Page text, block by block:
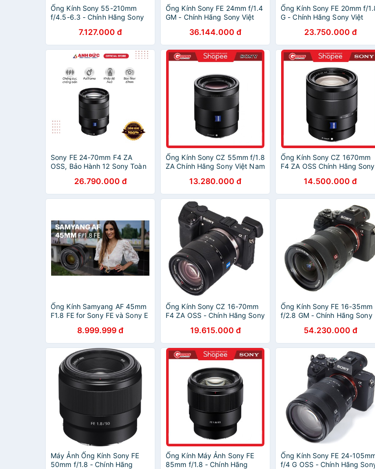
Ống Kính Sony 55-210mm
f/4.5-6.3 - Chính Hãng Sony
7.127.000 đ
Ống Kính Sony FE 24mm f/1.4
GM - Chính Hãng Sony Việt
36.144.000 đ
Ống Kính Sony FE 20mm f/
G - Chính Hãng Sony Việt
23.750.000 đ
Sony FE 24-70mm F4 ZA
OSS, Bảo Hành 12 Sony Toàn
26.790.000 đ
Ống Kính Sony CZ 55mm f/1.8
ZA Chính Hãng Sony Việt Nam
13.280.000 đ
Ống Kính Sony CZ 1670mm
F4 ZA OSS Chính Hãng Sony
14.500.000 đ
Ống Kính Samyang AF 45mm
F1.8 FE for Sony FE và Sony E
8.999.999 đ
Ống Kính Sony CZ 16-70mm
F4 ZA OSS - Chính Hãng Sony
19.615.000 đ
Ống Kính Sony FE 16-35mm
f/2.8 GM - Chính Hãng Sony
54.230.000 đ
Máy Ảnh Ống Kính Sony FE
50mm f/1.8 - Chính Hãng
Ống Kính Máy Ảnh Sony FE
85mm f/1.8 - Chính Hãng
Ống Kính Sony FE 24-
f/4 G OSS - Chính Hãng